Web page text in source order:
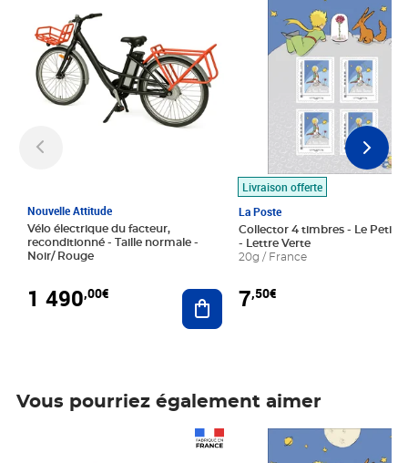
Nouvelle Attitude
Vélo électrique du facteur,
reconditionné - Taille normale -
Noir/ Rouge
1 490,00€ Ajouter au panier
Livraison offerte
La Poste
Collector 4 timbres - Le Petit
- Lettre Verte
20g / France
7,50€
Vous pourriez également aimer
Prix 7,50€